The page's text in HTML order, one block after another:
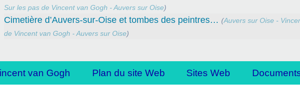
Sur les pas de Vincent van Gogh - Auvers sur Oise)
Cimetière d’Auvers-sur-Oise et tombes des peintres… (Auvers sur Oise -
de Vincent van Gogh - Auvers sur Oise)
van Gogh Plan du site Web Sites Web